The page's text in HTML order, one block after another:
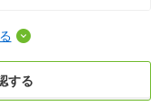
する